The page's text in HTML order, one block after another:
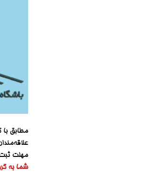
مطابق با
مهلت
شما به